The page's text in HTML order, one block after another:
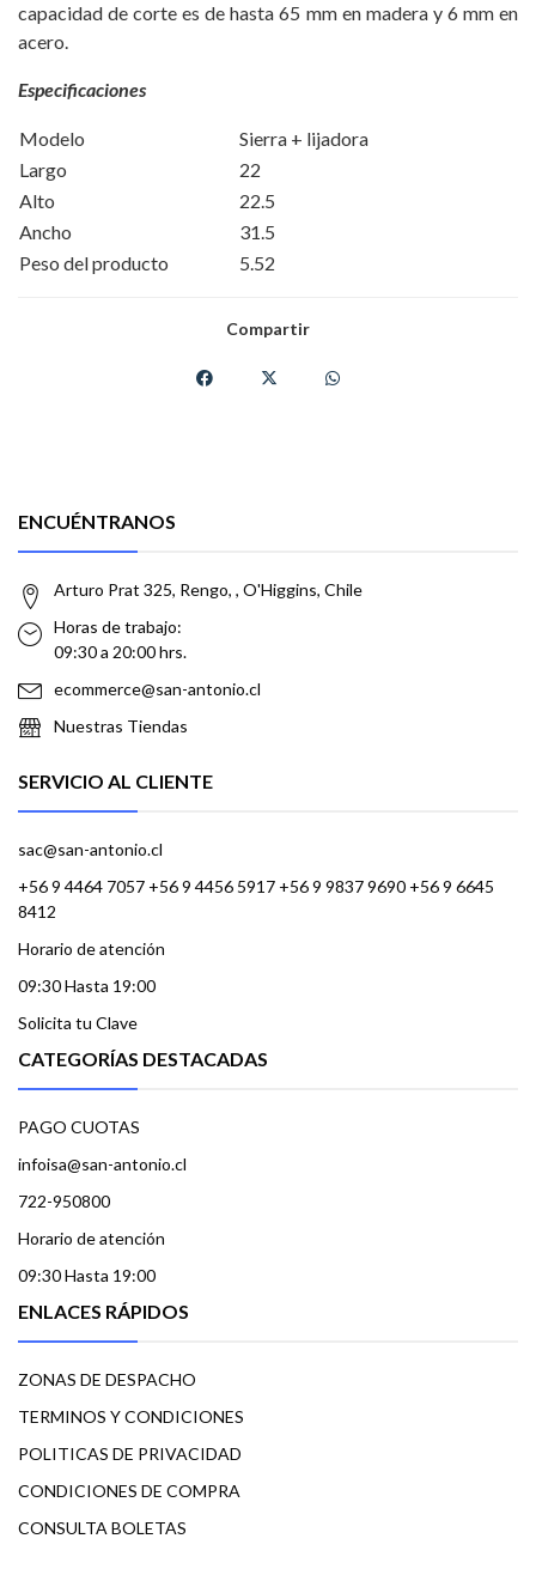
capacidad de corte es de hasta 65 mm en madera y 6 mm en
acero.
Especificaciones
Modelo
Sierra + lijadora
Largo
22
Alto
22.5
Ancho
31.5
Peso del producto
5.52
Compartir
ENCUÉNTRANOS
Arturo Prat 325, Rengo, , O'Higgins, Chile
Horas de trabajo:
09:30 a 20:00 hrs.
ecommerce@san-antonio.cl
Nuestras Tiendas
SERVICIO AL CLIENTE
sac@san-antonio.cl
+56 9 4464 7057 +56 9 4456 5917 +56 9 9837 9690 +56 9 6645
8412
Horario de atención
09:30 Hasta 19:00
Solicita tu Clave
CATEGORÍAS DESTACADAS
PAGO CUOTAS
infoisa@san-antonio.cl
722-950800
Horario de atención
09:30 Hasta 19:00
ENLACES RÁPIDOS
ZONAS DE DESPACHO
TERMINOS Y CONDICIONES
POLITICAS DE PRIVACIDAD
CONDICIONES DE COMPRA
CONSULTA BOLETAS